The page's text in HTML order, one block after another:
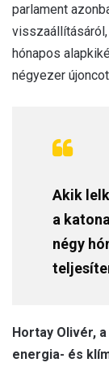
parlament
hónapos
négyezer
Akik
a
négy
Hortay Olivér,
energia- és